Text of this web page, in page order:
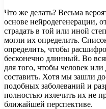
Что же делать? Весьма
основе нейродегенерации,
страдать в той или иной
могли их определить.
определить, чтобы
бесконечно длинный. Во
для того, чтобы человек
составить. Хотя мы зашли
подобных заболеваний и
полностью излечить их не
ближайшей перспективе.